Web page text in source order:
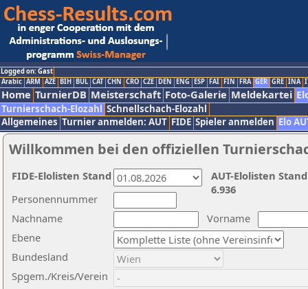
Logged on: Gast
Arabic ARM AZE BIH BUL CAT CHN CRO CZE DEN ENG ESP FAI FIN FRA GER GRE INA
Home TurnierDB Meisterschaft Foto-Galerie Meldekartei
Turnierschach-Elozahl Schnellschach-Elozahl
Allgemeines Turnier anmelden: AUT FIDE Spieler anmelden Elo
Willkommen bei den offiziellen
Nachname
Vorname
Ebene
Personennummer
Bundesland
Spgem./Kreis/Verein
AUT-Elolisten
6.936
FIDE-Elolisten Stand